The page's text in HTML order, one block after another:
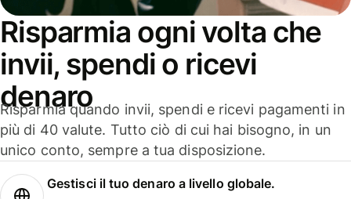
Risparmia ogni volta che
invii, spendi o ricevi
denaro
Risparmia quando invii, spendi e ricevi pagamenti in
più di 40 valute. Tutto ciò di cui hai bisogno, in un
unico conto, sempre a tua disposizione.
Gestisci il tuo denaro a livello globale.